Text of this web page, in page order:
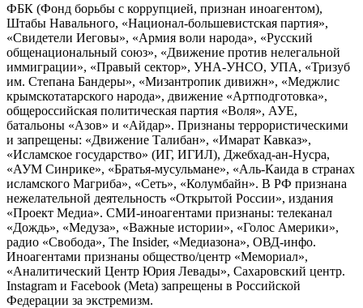
ФБК (Фонд борьбы с коррупцией, признан иноагентом),
Штабы Навального, «Национал-большевистская партия»,
«Свидетели Иеговы», «Армия воли народа», «Русский
общенациональный союз», «Движение против нелегальной
иммиграции», «Правый сектор», УНА-УНСО, УПА, «Тризуб
им. Степана Бандеры», «Мизантропик дивижн», «Меджлис
крымскотатарского народа», движение «Артподготовка»,
общероссийская политическая партия «Воля», АУЕ,
батальоны «Азов» и «Айдар». Признаны террористическими
и запрещены: «Движение Талибан», «Имарат Кавказ»,
«Исламское государство» (ИГ, ИГИЛ), Джебхад-ан-Нусра,
«АУМ Синрике», «Братья-мусульмане», «Аль-Каида в странах
исламского Магриба», «Сеть», «Колумбайн». В РФ признана
нежелательной деятельность «Открытой России», издания
«Проект Медиа». СМИ-иноагентами признаны: телеканал
«Дождь», «Медуза», «Важные истории», «Голос Америки»,
радио «Свобода», The Insider, «Медиазона», ОВД-инфо.
Иноагентами признаны общество/центр «Мемориал»,
«Аналитический Центр Юрия Левады», Сахаровский центр.
Instagram и Facebook (Metа) запрещены в Российской
Федерации за экстремизм.